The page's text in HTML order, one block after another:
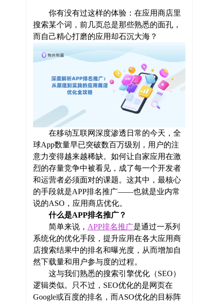
EN
你有没有过这样的体验：在应用商店里
搜索某个词，前几页总是那些熟悉的面孔，
而自己精心打磨的应用却石沉大海？
在移动互联网深度渗透日常的今天，全
球App数量早已突破数百万级别，用户的注
意力变得越来越稀缺。如何让自家应用在激
烈的存量竞争中被看见，成了每一个开发者
和运营者必须面对的课题。这其中，最核心
的手段就是APP排名推广——也就是业内常
说的ASO，应用商店优化。
什么是APP排名推广？
简单来说， APP排名推广是通过一系列
系统化的优化手段，提升应用在各大应用商
店搜索结果中的排名和曝光度，从而增加自
然下载量和用户参与度的过程。
这与我们熟悉的搜索引擎优化（SEO）
逻辑类似。只不过，SEO优化的是网页在
Google或百度的排名，而ASO优化的目标阵